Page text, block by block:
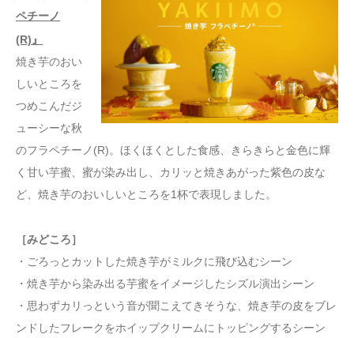
ペチーノ
(R)』
焼き芋のおい
しいところを
つめこんだジ
ューシーな秋
のフラペチーノ(R)。ほくほくとした食感、きらきらと金色に輝
く甘い芋蜜、蜜が染み出し、カリッと焼きあがった紫色の皮な
ど、焼き芋のおいしいところを1杯で表現しました。
［みどころ］
・ごろっとカットした焼き芋がミルクに飛び込むシーン
・焼き芋から染み出る芋蜜をイメージしたシズル演出シーン
・思わずカリっという音が聞こえてきそうな、焼き芋の皮をブレ
ンドしたフレークをホイップクリームにトッピングするシーン